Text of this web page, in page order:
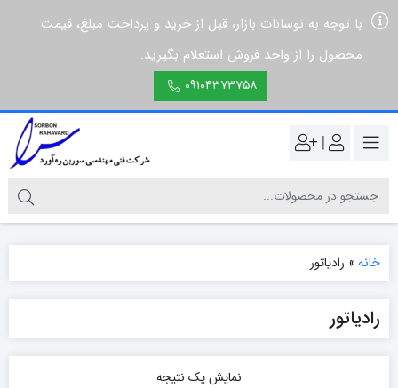
با توجه به نوسانات بازار، قبل از خرید و پرداخت مبلغ، قیمت
محصول را از واحد فروش استعلام بگیرید.
۰۹۱۰۴۳۷۳۷۵۸
|
خانه » رادیاتور
رادیاتور
نمایش یک نتیجه